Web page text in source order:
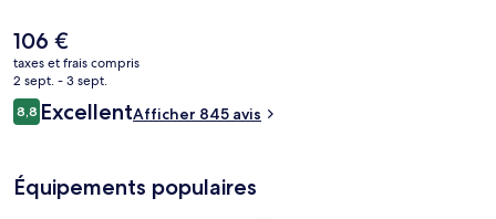
vous faudra qu'une dizaine de minutes pour rejoindre des sites
comme Henry Ford Macomb Hospital et Beaumont Hospital -
Troy.Les autres voyageurs adorent le personnel attentionné.
Le
prix
actuel
est
de
106 €
taxes et frais compris
2 sept. - 3 sept.
Avis
voyageurs
8,88,8 sur 10
ExcellentAfficher 845 avis
Équipements populaires